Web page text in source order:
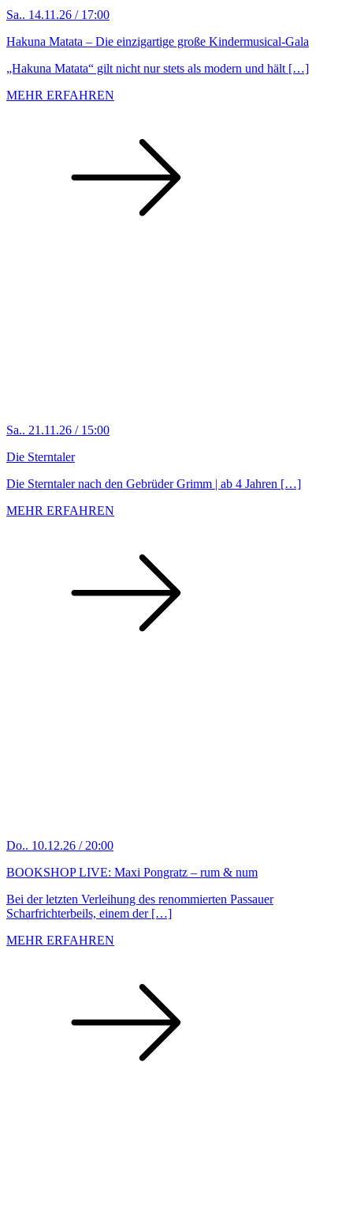
Sa.. 14.11.26 / 17:00
Hakuna Matata – Die einzigartige große Kindermusical-Gala
„Hakuna Matata“ gilt nicht nur stets als modern und hält […]
MEHR ERFAHREN
Sa.. 21.11.26 / 15:00
Die Sterntaler
Die Sterntaler nach den Gebrüder Grimm | ab 4 Jahren […]
MEHR ERFAHREN
Do.. 10.12.26 / 20:00
BOOKSHOP LIVE: Maxi Pongratz – rum & num
Bei der letzten Verleihung des renommierten Passauer
Scharfrichterbeils, einem der […]
MEHR ERFAHREN